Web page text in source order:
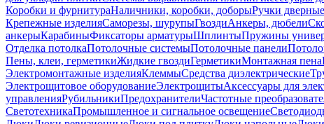
Коробки и фурнитураНаличники, коробки, доборыРучки дверные
Крепежные изделияСаморезы, шурупыГвоздиАнкеры, дюбели
анкерыКарабиныФиксаторы арматурыШплинтыПружины
Отделка потолкаПотолочные системыПотолочные панели
Пены, клеи, герметикиЖидкие гвоздиГерметикиМонтажная пена
Электромонтажные изделияКлеммыСредства диэлектрические
Электрощитовое оборудованиеЭлектрощитыАксессуары для
управленияРубильникиПредохранителиЧастотные
СветотехникаПромышленное и сигнальное освещение